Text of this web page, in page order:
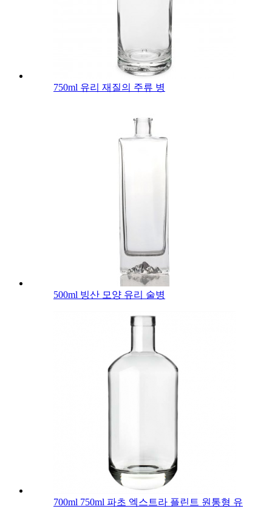
750ml 유리 재질의 주류 병
500ml 빙산 모양 유리 술병
700ml 750ml 파초 엑스트라 플린트 원통형 유